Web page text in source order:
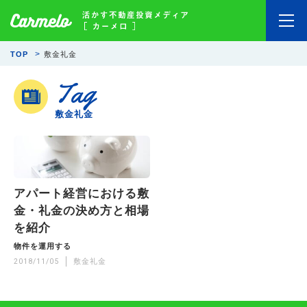
TOP 敷金礼金
Tag
敷金礼金
アパート経営における敷
金・礼金の決め方と相場
を紹介
物件を運用する
2018/11/05 敷金礼金